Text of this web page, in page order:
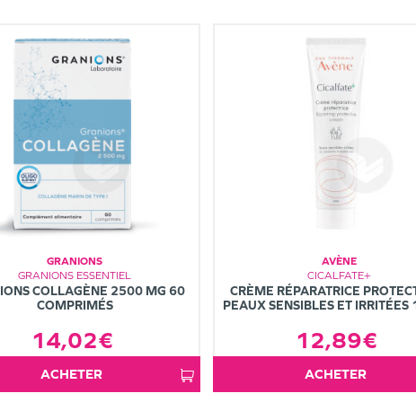
GRANIONS
GRANIONS ESSENTIEL
COLLAGÈNE 2500 MG 60
COMPRIMÉS
14,02€
ACHETER
AVÈNE
CICALFATE+
CRÈME RÉPARATRICE
PEAUX SENSIBLES ET
12,89€
ACHETER